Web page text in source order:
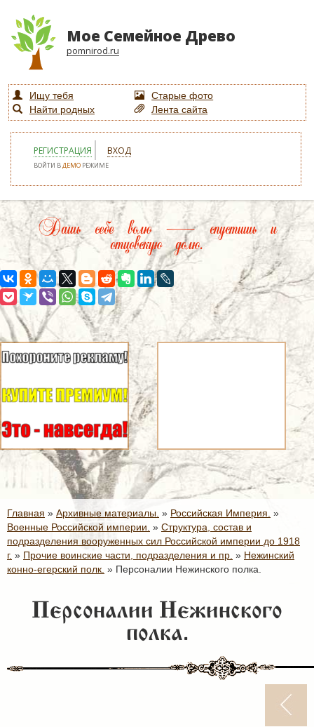
Мое Семейное Древо
pomnirod.ru
Ищу тебя
Старые фото
Найти родных
Лента сайта
РЕГИСТРАЦИЯ ВХОД
ВОЙТИ ВДЕМО РЕЖИМЕ
Дашь себе волю — спустишь и
отцовскую долю.
Главная » Архивные материалы. » Российская Империя. »
Военные Российской империи. » Структура, состав и
подразделения вооруженных сил Российской империи до 1918
г. » Прочие воинские части, подразделения и пр. » Нежинский
конно-егерский полк. » Персоналии Нежинского полка.
Персоналии Нежинского
полка.